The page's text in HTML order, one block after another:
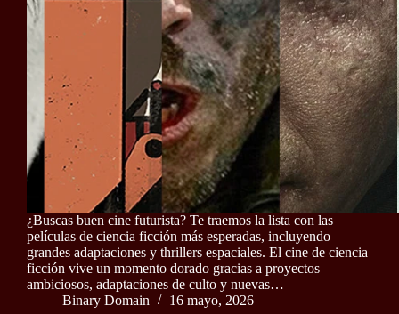
¿Buscas buen cine futurista? Te traemos la lista con las
películas de ciencia ficción más esperadas, incluyendo
grandes adaptaciones y thrillers espaciales. El cine de ciencia
ficción vive un momento dorado gracias a proyectos
ambiciosos, adaptaciones de culto y nuevas…
Binary Domain
16 mayo, 2026